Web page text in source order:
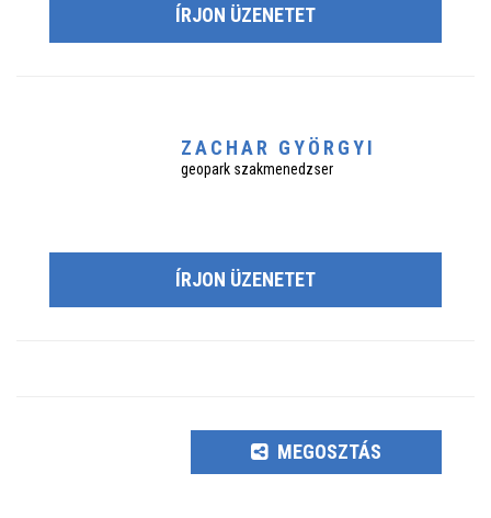
ÍRJON ÜZENETET
ZACHAR GYÖRGYI
geopark szakmenedzser
ÍRJON ÜZENETET
MEGOSZTÁS